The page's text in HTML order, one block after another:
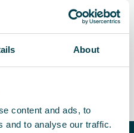
About
content and ads, to
and to analyse our traffic.
onafhankelijke oplossing